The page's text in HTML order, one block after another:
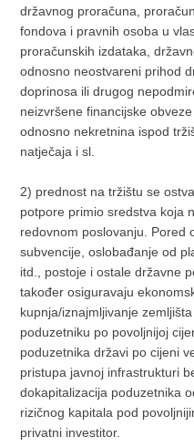
državnog proračuna,
fondova i pravnih osoba u
proračunskih izdataka,
odnosno neostvareni prihod
doprinosa ili drugog
neizvršene financijske
odnosno nekretnina ispod
natječaja i sl.
2) prednost na tržištu se
potpore primio sredstva koja
redovnom poslovanju. Pored
subvencije, oslobađanje od
itd., postoje i ostale državne
također osiguravaju
kupnja/iznajmljivanje
poduzetniku po povoljnijoj
poduzetnika državi po cijeni
pristupa javnoj infrastrukturi
dokapitalizacija poduzetnika
rizičnog kapitala pod
privatni investitor.